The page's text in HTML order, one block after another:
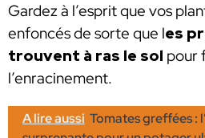
Gardez à l’esprit que vos
enfoncés de sorte que les
trouvent à ras le sol pour
l’enracinement.
A lire aussi Tomates greffées :